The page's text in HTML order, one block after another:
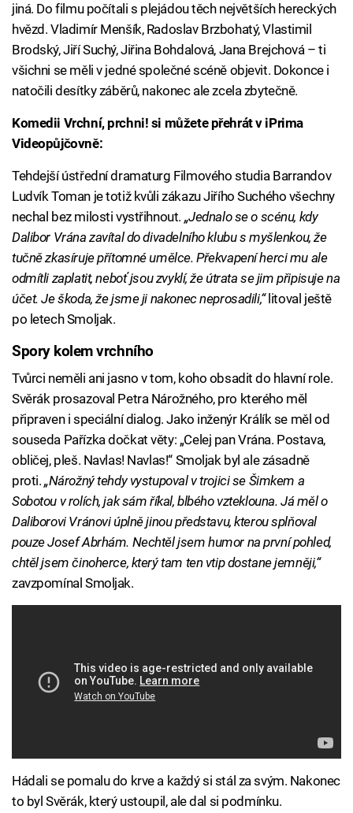
jiná. Do filmu počítali s plejádou těch největších hereckých
hvězd. Vladimír Menšík, Radoslav Brzbohatý, Vlastimil
Brodský, Jiří Suchý, Jiřina Bohdalová, Jana Brejchová – ti
všichni se měli v jedné společné scéně objevit. Dokonce i
natočili desítky záběrů, nakonec ale zcela zbytečně.
Komedii Vrchní, prchni! si můžete přehrát v iPrima
Videopůjčovně:
Tehdejší ústřední dramaturg Filmového studia Barrandov
Ludvík Toman je totiž kvůli zákazu Jiřího Suchého všechny
nechal bez milosti vystřihnout. „Jednalo se o scénu, kdy
Dalibor Vrána zavítal do divadelního klubu s myšlenkou, že
tučně zkasíruje přítomné umělce. Překvapení herci mu ale
odmítli zaplatit, neboť jsou zvyklí, že útrata se jim připisuje na
účet. Je škoda, že jsme ji nakonec neprosadili,“litoval ještě
po letech Smoljak.
Spory kolem vrchního
Tvůrci neměli ani jasno v tom, koho obsadit do hlavní role.
Svěrák prosazoval Petra Nárožného, pro kterého měl
připraven i speciální dialog. Jako inženýr Králík se měl od
souseda Pařízka dočkat věty: „Celej pan Vrána. Postava,
obličej, pleš. Navlas! Navlas!“ Smoljak byl ale zásadně
proti.„Nárožný tehdy vystupoval v trojici se Šimkem a
Sobotou v rolích, jak sám říkal, blbého vzteklouna. Já měl o
Daliborovi Vránovi úplně jinou představu, kterou splňoval
pouze Josef Abrhám. Nechtěl jsem humor na první pohled,
chtěl jsem činoherce, který tam ten vtip dostane jemněji,“
zavzpomínal Smoljak.
Hádali se pomalu do krve a každý si stál za svým. Nakonec
to byl Svěrák, který ustoupil, ale dal si podmínku.